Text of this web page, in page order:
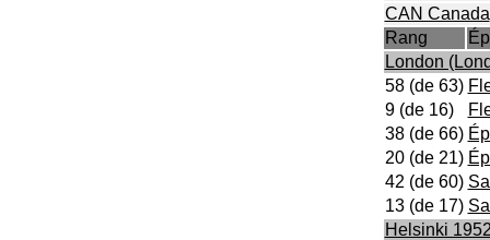
CAN Canada
Rang
London
58 (de 63)
9 (de 16)
38 (de 66)
20 (de 21)
42 (de 60)
13 (de 17)
Helsinki